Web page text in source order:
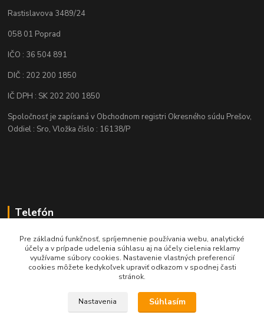
Rastislavova 3489/24
058 01 Poprad
IČO : 36 504 891
DIČ : 202 200 1850
IČ DPH : SK 202 200 1850
Spoločnosť je zapísaná v Obchodnom registri Okresného súdu Prešov,
Oddiel : Sro, Vložka číslo : 16138/P
Telefón
+421 905 622 625
obchod@nozeplus.sk
Pre základnú funkčnosť, spríjemnenie používania webu, analytické
účely a v prípade udelenia súhlasu aj na účely cielenia reklamy
využívame súbory cookies. Nastavenie vlastných preferencií
cookies môžete kedykoľvek upraviť odkazom v spodnej časti
stránok.
Nastavenia Súhlasím